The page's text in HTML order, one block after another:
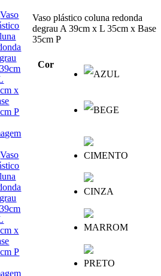
Vaso plástico coluna redonda
degrau A 39cm x L 35cm x Base
35cm P
Cor